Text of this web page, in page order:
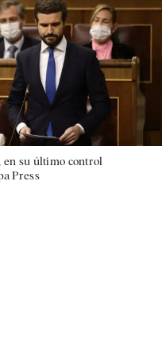
en su último control
Press